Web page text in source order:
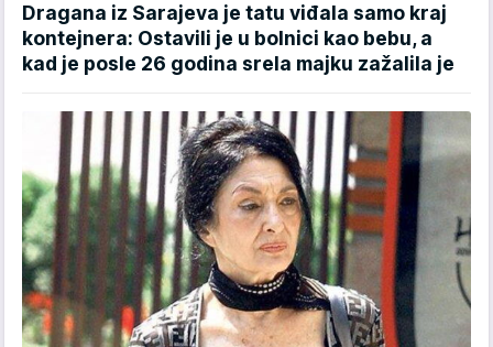
Dragana iz Sarajeva je tatu viđala samo kraj
kontejnera: Ostavili je u bolnici kao bebu, a
kad je posle 26 godina srela majku zažalila je